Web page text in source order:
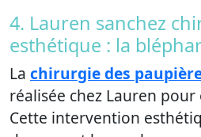
4. Lauren sanchez
esthétique : la
La chirurgie des
réalisée chez Lauren
Cette intervention